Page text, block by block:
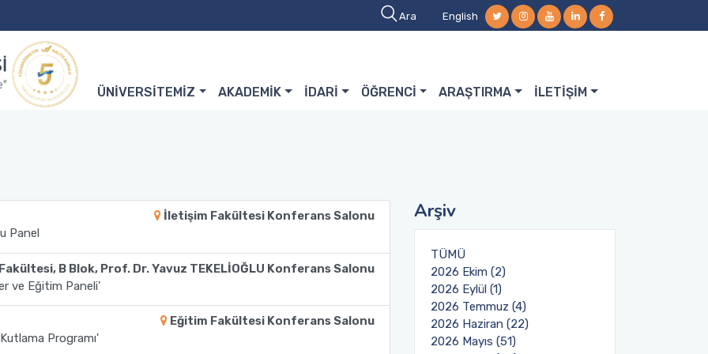
Ara English
ÜNİVERSİTEMİZ AKADEMİK İDARİ ÖĞRENCİ ARAŞTIRMA İLETİŞİM
İletişim Fakültesi Konferans Salonu
Panel
B Blok, Prof. Dr. Yavuz TEKELİOĞLU Konferans Salonu
ve Eğitim Paneli'
Eğitim Fakültesi Konferans Salonu
Programı'
Arşiv
TÜMÜ
2026 Ekim (2)
2026 Eylül (1)
2026 Temmuz (4)
2026 Haziran (22)
2026 Mayıs (51)